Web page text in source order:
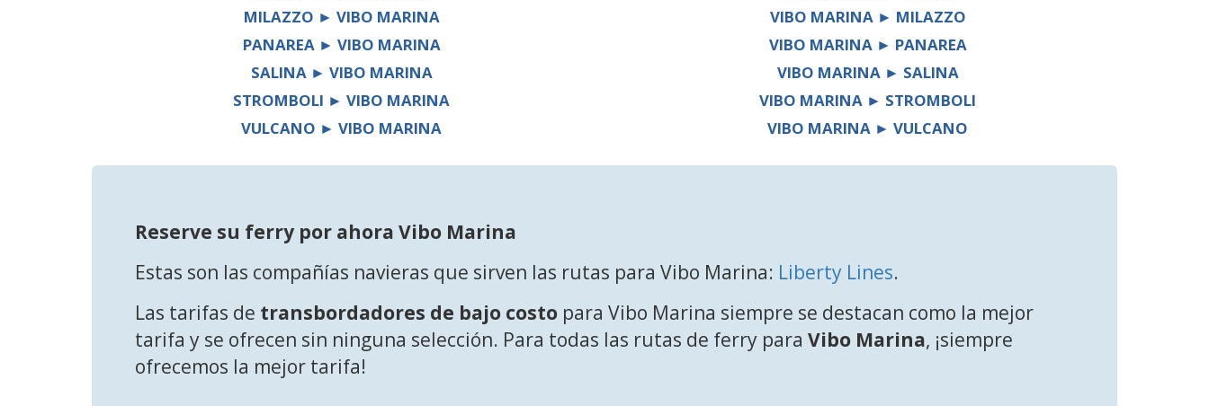
MILAZZO ► VIBO MARINA
PANAREA ► VIBO MARINA
SALINA ► VIBO MARINA
STROMBOLI ► VIBO MARINA
VULCANO ► VIBO MARINA
VIBO MARINA ► MILAZZO
VIBO MARINA ► PANAREA
VIBO MARINA ► SALINA
VIBO MARINA ► STROMBOLI
VIBO MARINA ► VULCANO
Reserve su ferry por ahora Vibo Marina
Estas son las compañías navieras que sirven las rutas para Vibo Marina: Liberty Lines.
Las tarifas de transbordadores de bajo costo para Vibo Marina siempre se destacan como la mejor
tarifa y se ofrecen sin ninguna selección. Para todas las rutas de ferry para Vibo Marina, ¡siempre
ofrecemos la mejor tarifa!